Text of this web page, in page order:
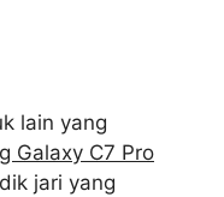
lain yang
Galaxy C7 Pro
jari yang